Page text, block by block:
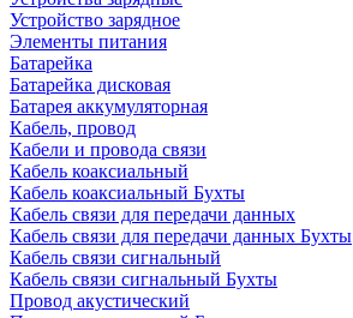
Устройство зарядное
Элементы питания
Батарейка
Батарейка дисковая
Батарея аккумуляторная
Кабель, провод
Кабели и провода связи
Кабель коаксиальный
Кабель коаксиальный Бухты
Кабель связи для передачи данных
Кабель связи для передачи данных Бухты
Кабель связи сигнальный
Кабель связи сигнальный Бухты
Провод акустический